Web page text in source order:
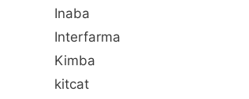
Inaba
Interfarma
Kimba
kitcat